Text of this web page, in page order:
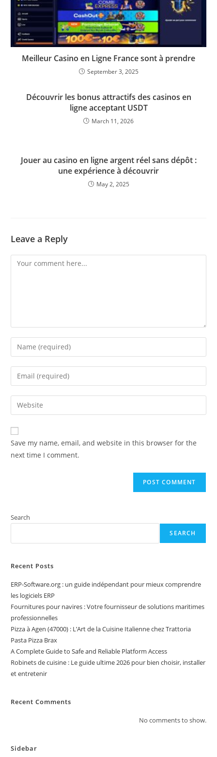
Meilleur Casino en Ligne France sont à prendre
September 3, 2025
Découvrir les bonus attractifs des casinos en
ligne acceptant USDT
March 11, 2026
Jouer au casino en ligne argent réel sans dépôt :
une expérience à découvrir
May 2, 2025
Leave a Reply
Comment
Enter
your
name
comment
Enter
your
email
address
comment
Enter
your
website
URL
(optional)
Save my name, email, and website in this browser for the
next time I comment.
Search
SEARCH
Recent Posts
ERP-Software.org : un guide indépendant pour mieux comprendre
les logiciels ERP
Fournitures pour navires : Votre fournisseur de solutions maritimes
professionnelles
Pizza à Agen (47000) : L’Art de la Cuisine Italienne chez Trattoria
Pasta Pizza Brax
A Complete Guide to Safe and Reliable Platform Access
Robinets de cuisine : Le guide ultime 2026 pour bien choisir, installer
et entretenir
Recent Comments
No comments to show.
Sidebar